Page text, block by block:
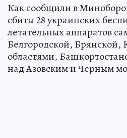
Как сообщили в
сбиты 28 украинских
летательных аппаратов
Белгородской, Брянской,
областями,
над Азовским и Черным